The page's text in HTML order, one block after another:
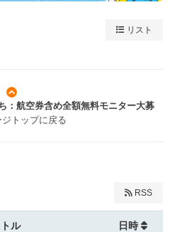
リスト
：航空券含め全額無料モニター大募
ジトップに戻る
RSS
ル 日時